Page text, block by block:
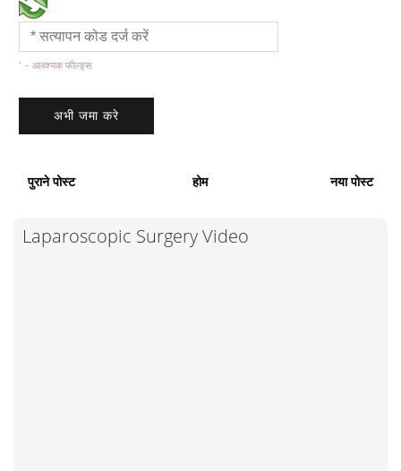
* - आवश्यक फील्ड्स
पुराने पोस्ट होम नया पोस्ट
Laparoscopic Surgery Video